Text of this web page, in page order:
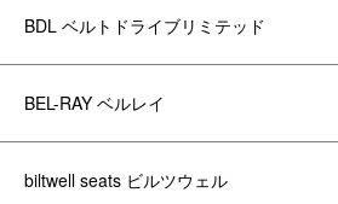
BDL ベルトドライブリミテッド
BEL-RAY ベルレイ
biltwell seats ビルツウェル